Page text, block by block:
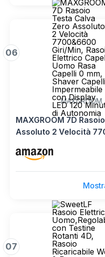
06
MAXGROOM
MAXGROOM 7D
Assoluto 2 Velocità
Elettrico Capelli
Shaver Capelli,
07